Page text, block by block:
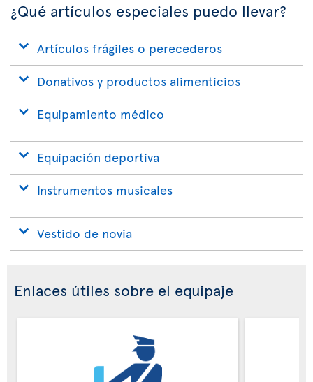
¿Qué artículos especiales puedo llevar?
Artículos frágiles o perecederos
Donativos y productos alimenticios
Equipamiento médico
Equipación deportiva
Instrumentos musicales
Vestido de novia
Enlaces útiles sobre el equipaje